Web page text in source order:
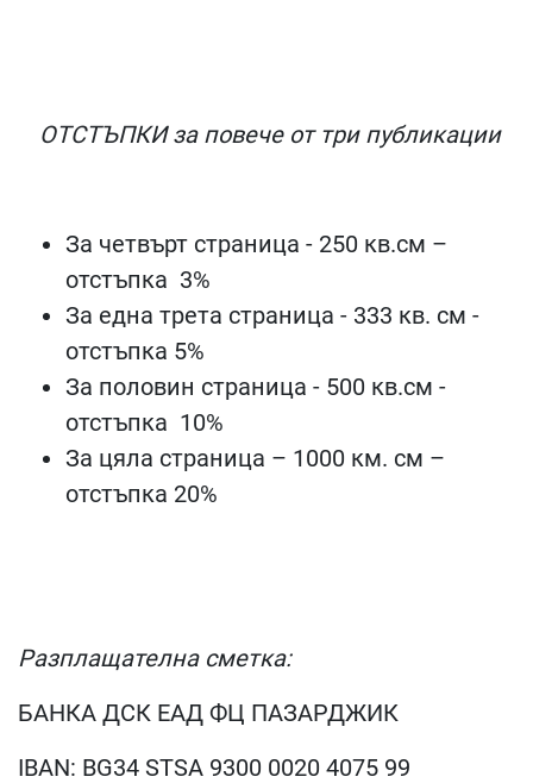
ОТСТЪПКИза повече от три публикации
За четвърт страница - 250 кв.см –
отстъпка 3%
За една трета страница - 333 кв. см -
отстъпка 5%
За половин страница - 500 кв.см -
отстъпка 10%
За цяла страница – 1000 км. см –
отстъпка 20%
Разплащателна сметка:
БАНКА ДСК ЕАД ФЦ ПАЗАРДЖИК
IBAN: BG34 STSA 9300 0020 4075 99